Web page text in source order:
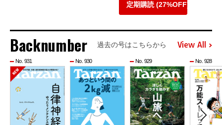
定期購読 (27%OFF)
Backnumber 過去の号はこちらから View All
No. 931 No. 930 No. 929 No. 928